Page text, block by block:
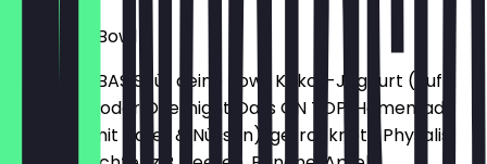
Breakfast Bowl
Wähle die BASIS für deine Bowl: Kokos-Joghurt (auf
Sojabasis) oder Overnight Oats ON TOP: Homemade
Granola (mit Hafer & Nüssen), getrocknete Physalis,